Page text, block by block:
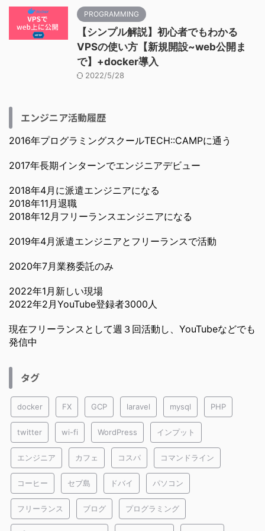
PROGRAMMING
【シンプル解説】初心者でもわかる
VPSの使い方【新規開設~web公開ま
で】+docker導入
2022/5/28
エンジニア活動履歴
2016年プログラミングスクールTECH::CAMPに通う
2017年長期インターンでエンジニアデビュー
2018年4月に派遣エンジニアになる
2018年11月退職
2018年12月フリーランスエンジニアになる
2019年4月派遣エンジニアとフリーランスで活動
2020年7月業務委託のみ
2022年1月新しい現場
2022年2月YouTube登録者3000人
現在フリーランスとして週３回活動し、YouTubeなどでも
発信中
タグ
docker FX GCP laravel mysql PHP
twitter wi-fi WordPress インプット
エンジニア カフェ コスパ コマンドライン
コーヒー セブ島 ドバイ パソコン
フリーランス ブログ プログラミング